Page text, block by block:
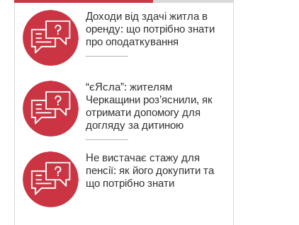
Доходи від здачі житла в
оренду: що потрібно знати
про оподаткування
“єЯсла”: жителям
Черкащини роз’яснили, як
отримати допомогу для
догляду за дитиною
Не вистачає стажу для
пенсії: як його докупити та
що потрібно знати